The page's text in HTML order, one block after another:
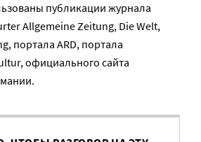
публикации журнала
Allgemeine Zeitung, Die Welt,
портала ARD, портала
официального сайта